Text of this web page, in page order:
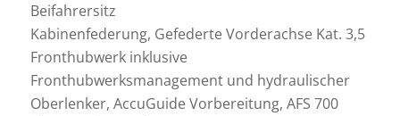
Beifahrersitz
Kabinenfederung, Gefederte Vorderachse Kat. 3,5
Fronthubwerk inklusive
Fronthubwerksmanagement und hydraulischer
Oberlenker, AccuGuide Vorbereitung, AFS 700